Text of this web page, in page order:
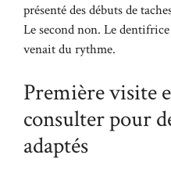
présenté des débuts de
Le second non. Le
venait du rythme.
Première visite
consulter pour
adaptés